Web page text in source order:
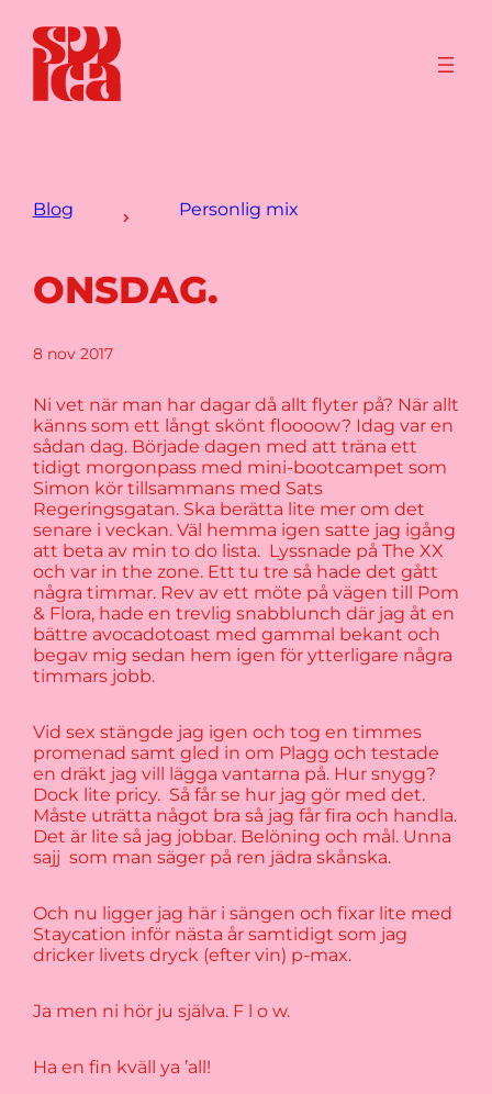
Blog Personlig mix
ONSDAG.
8 nov 2017
Ni vet när man har dagar då allt flyter på? När allt
känns som ett långt skönt floooow? Idag var en
sådan dag. Började dagen med att träna ett
tidigt morgonpass med mini-bootcampet som
Simon kör tillsammans med Sats
Regeringsgatan. Ska berätta lite mer om det
senare i veckan. Väl hemma igen satte jag igång
att beta av min to do lista. Lyssnade på The XX
och var in the zone. Ett tu tre så hade det gått
några timmar. Rev av ett möte på vägen till Pom
& Flora, hade en trevlig snabblunch där jag åt en
bättre avocadotoast med gammal bekant och
begav mig sedan hem igen för ytterligare några
timmars jobb.
Vid sex stängde jag igen och tog en timmes
promenad samt gled in om Plagg och testade
en dräkt jag vill lägga vantarna på. Hur snygg?
Dock lite pricy. Så får se hur jag gör med det.
Måste uträtta något bra så jag får fira och handla.
Det är lite så jag jobbar. Belöning och mål. Unna
sajj som man säger på ren jädra skånska.
Och nu ligger jag här i sängen och fixar lite med
Staycation inför nästa år samtidigt som jag
dricker livets dryck (efter vin) p-max.
Ja men ni hör ju själva. F l o w.
Ha en fin kväll ya ’all!